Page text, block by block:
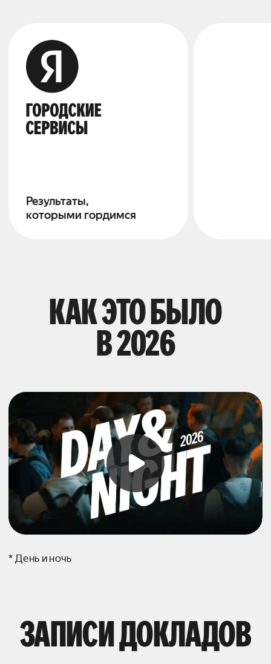
Результаты,
которыми гордимся
КАК ЭТО БЫЛО
В 2026
* День и ночь
ЗАПИСИ ДОКЛАДОВ